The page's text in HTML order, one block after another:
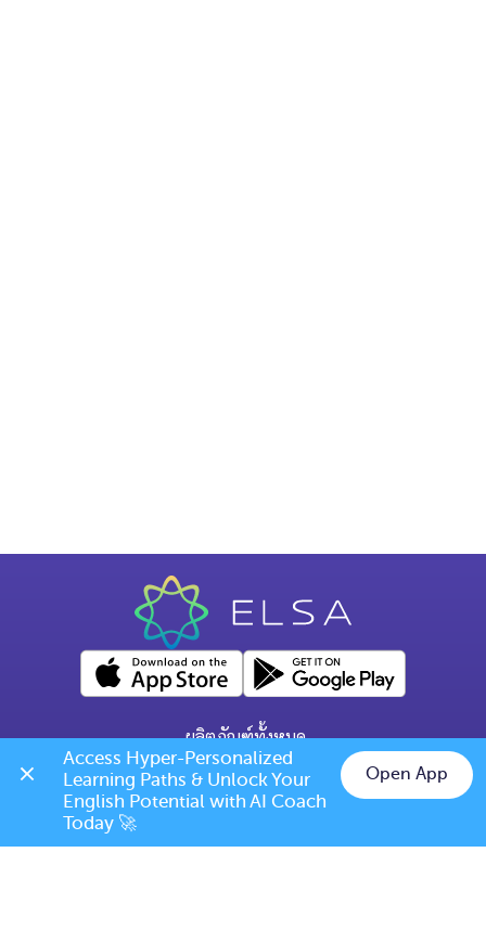
ผลิตภัณฑ์ทั้งหมด
คำถามทั่วไป
ข้อกำหนดการเปลี่ยนแปลง/ยกเลิก
เบอร์โทร: (+66) 020385810
Chat on LINE
Access Hyper-Personalized
Learning Paths & Unlock Your
English Potential with AI Coach
Today 🚀
Open App